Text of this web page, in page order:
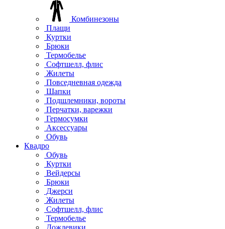
Комбинезоны
Плащи
Куртки
Брюки
Термобелье
Софтшелл, флис
Жилеты
Повседневная одежда
Шапки
Подшлемники, вороты
Перчатки, варежки
Гермосумки
Аксессуары
Обувь
Квадро
Обувь
Куртки
Вейдерсы
Брюки
Джерси
Жилеты
Софтшелл, флис
Термобелье
Дождевики